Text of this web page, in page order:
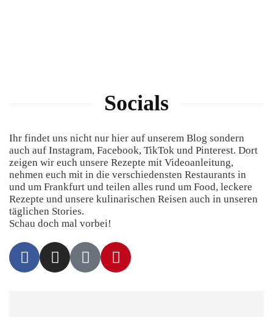
Socials
Ihr findet uns nicht nur hier auf unserem Blog sondern
auch auf Instagram, Facebook, TikTok und Pinterest. Dort
zeigen wir euch unsere Rezepte mit Videoanleitung,
nehmen euch mit in die verschiedensten Restaurants in
und um Frankfurt und teilen alles rund um Food, leckere
Rezepte und unsere kulinarischen Reisen auch in unseren
täglichen Stories.
Schau doch mal vorbei!